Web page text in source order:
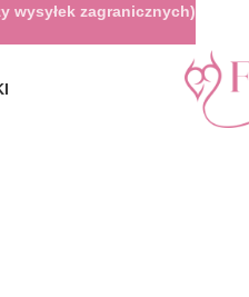
wysyłek zagranicznych)